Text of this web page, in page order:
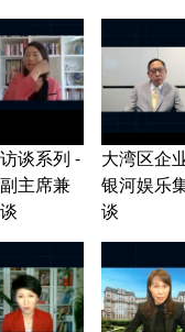
谈系列 -
主席兼
大湾区企
银河娱乐
谈